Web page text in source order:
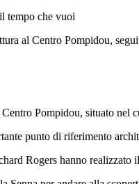
tempo che vuoi
al Centro Pompidou,
Pompidou, situato nel
punto di riferimento
Rogers hanno